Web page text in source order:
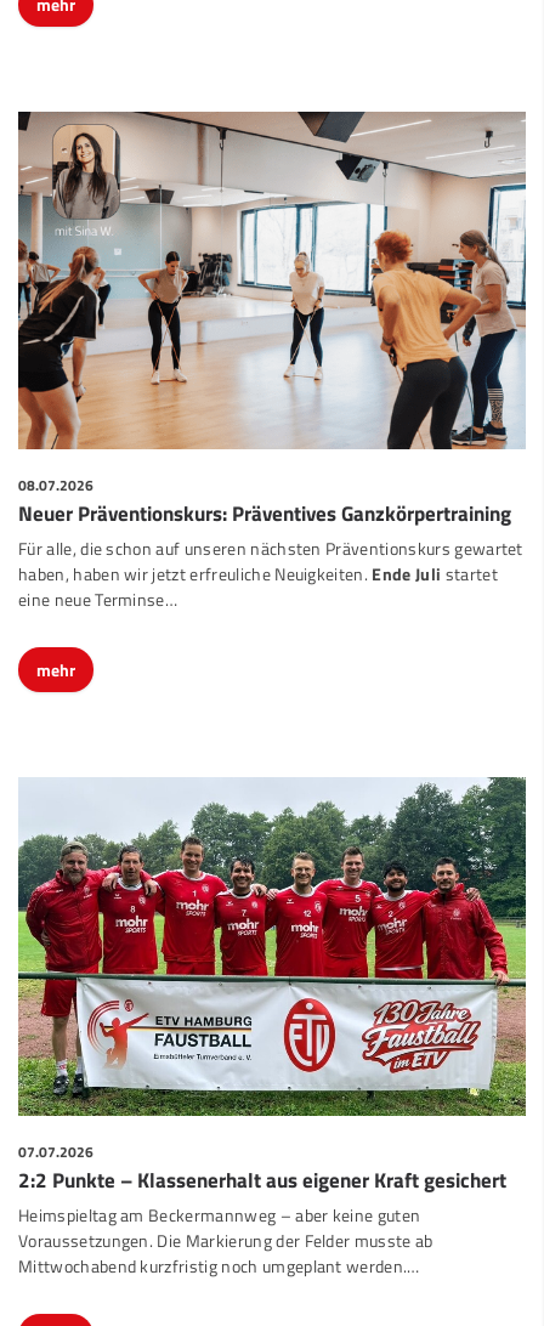
Neuer Präventionskurs: Präventives Ganzkörpertraining
Für alle, die schon auf unseren nächsten Präventionskurs gewartet
haben, haben wir jetzt erfreuliche Neuigkeiten.Ende Julistartet
eine neue Terminse…
mehr
2:2 Punkte – Klassenerhalt aus eigener Kraft gesichert
Heimspieltag am Beckermannweg – aber keine guten
Voraussetzungen. Die Markierung der Felder musste ab
Mittwochabend kurzfristig noch umgeplant werden.…
mehr